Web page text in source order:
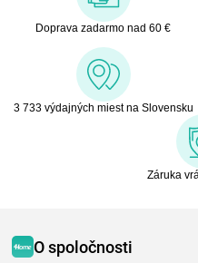
Doprava zadarmo nad 60 €
3 733 výdajných miest na Slovensku
Záruka
O spoločnosti